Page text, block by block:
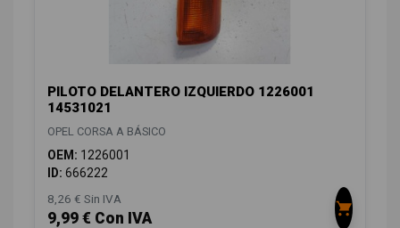
PILOTO DELANTERO IZQUIERDO 1226001
14531021
OPEL CORSA A BÁSICO
OEM: 1226001
ID: 666222
8,26 € Sin IVA
9,99 € Con IVA